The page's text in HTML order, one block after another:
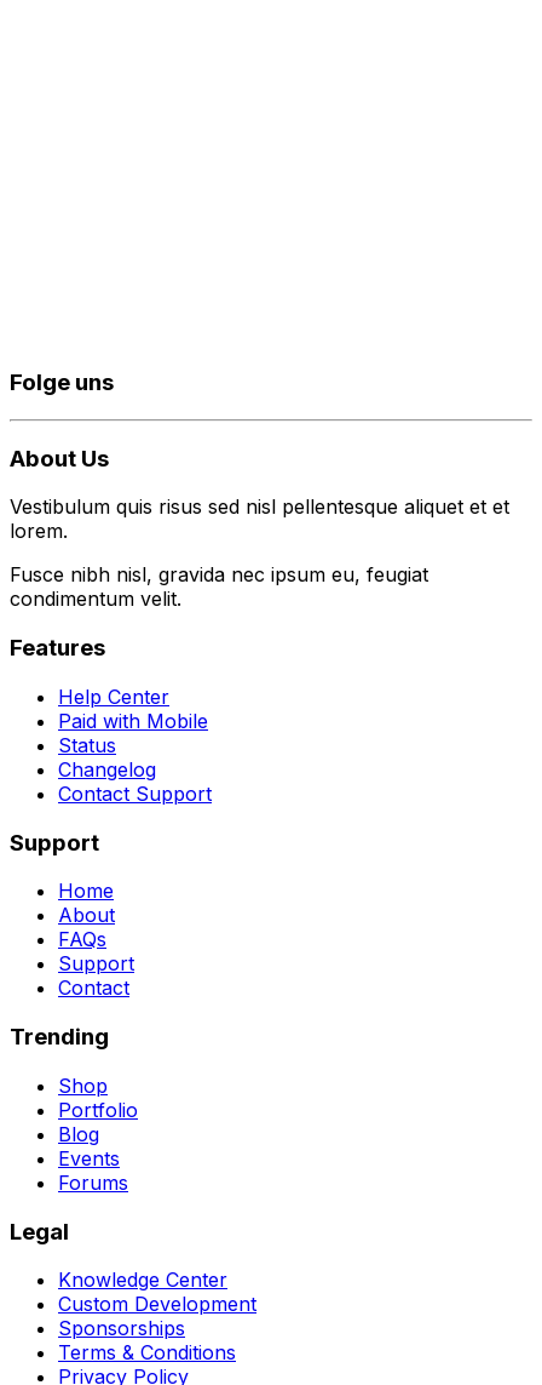
Folge uns
About Us
Vestibulum quis risus sed nisl pellentesque aliquet et et
lorem.
Fusce nibh nisl, gravida nec ipsum eu, feugiat
condimentum velit.
Features
Help Center
Paid with Mobile
Status
Changelog
Contact Support
Support
Home
About
FAQs
Support
Contact
Trending
Shop
Portfolio
Blog
Events
Forums
Legal
Knowledge Center
Custom Development
Sponsorships
Terms & Conditions
Privacy Policy